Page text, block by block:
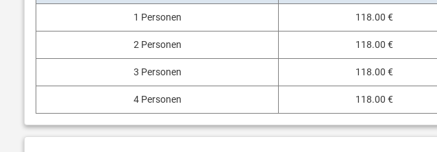
1 Personen 118.00 €
2 Personen 118.00 €
3 Personen 118.00 €
4 Personen 118.00 €